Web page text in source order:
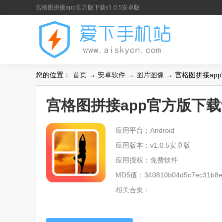
宫格图拼接app官方版下载v1.0.5安卓版
您的位置： 首页 → 安卓软件 → 图片图像 → 宫格图拼接
宫格图拼接app官方版下
应用平台：Android
应用版本：v1.0.5安卓版
应用授权：免费软件
MD5值：
相关合集：